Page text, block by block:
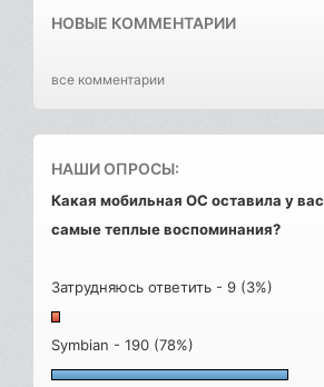
НОВЫЕ КОММЕНТАРИИ
все комментарии
НАШИ ОПРОСЫ:
Какая мобильная ОС оставила у вас
самые теплые воспоминания?
Затрудняюсь ответить - 9 (3%)
Symbian - 190 (78%)